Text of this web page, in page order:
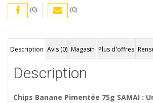
(0) (0)
Description Avis (0) Magasin Plus d'offres
Description
Chips Banane Pimentée 75g SAMAI :